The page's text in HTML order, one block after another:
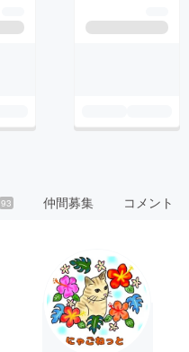
93 仲間募集 コメント